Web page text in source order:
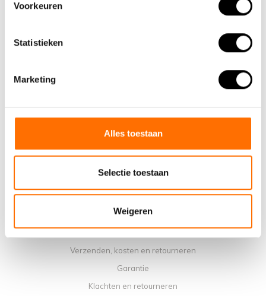
Voorkeuren
Statistieken
Marketing
Alles toestaan
Selectie toestaan
Weigeren
Verkooppunten
Instructievideo's
Algemene voorwaarden
Privacybeleid
Verzenden, kosten en retourneren
Garantie
Klachten en retourneren